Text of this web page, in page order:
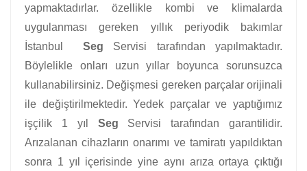
yapmaktadırlar. özellikle kombi ve klimalarda
uygulanması gereken yıllık periyodik bakımlar
İstanbul Seg Servisi tarafından yapılmaktadır.
Böylelikle onları uzun yıllar boyunca sorunsuzca
kullanabilirsiniz. Değişmesi gereken parçalar orijinali
ile değiştirilmektedir. Yedek parçalar ve yaptığımız
işçilik 1 yıl Seg Servisi tarafından garantilidir.
Arızalanan cihazların onarımı ve tamiratı yapıldıktan
sonra 1 yıl içerisinde yine aynı arıza ortaya çıktığı